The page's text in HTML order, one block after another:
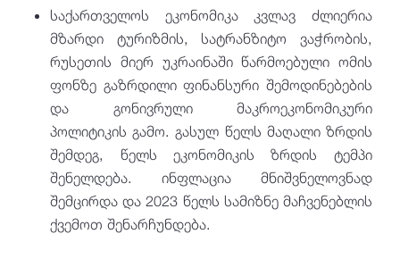
საქართველოს ეკონომიკა კვლავ ძლიერია
მზარდი ტურიზმის, სატრანზიტო ვაჭრობის,
რუსეთის მიერ უკრაინაში წარმოებული ომის
ფონზე გაზრდილი ფინანსური შემოდინებების
და გონივრული მაკროეკონომიკური
პოლიტიკის გამო. გასულ წელს მაღალი ზრდის
შემდეგ, წელს ეკონომიკის ზრდის ტემპი
შენელდება. ინფლაცია მნიშვნელოვნად
შემცირდა და 2023 წელს სამიზნე მაჩვენებლის
ქვემოთ შენარჩუნდება.